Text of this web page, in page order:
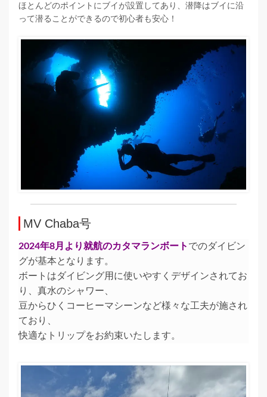
ほとんどのポイントにブイが設置してあり、潜降はブイに沿
って潜ることができるので初心者も安心！
MV Chaba号
2024年8月より就航のカタマランボート でのダイビン
グが基本となります。
ボートはダイビング用に使いやすくデザインされてお
り、真水のシャワー、
豆からひくコーヒーマシーンなど様々な工夫が施され
ており、
快適なトリップをお約束いたします。